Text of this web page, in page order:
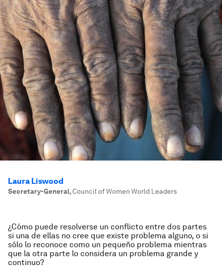
Laura Liswood
Secretary-General,Council of Women World Leaders
¿Cómo puede resolverse un conflicto entre dos partes
si una de ellas no cree que existe problema alguno, o si
sólo lo reconoce como un pequeño problema mientras
que la otra parte lo considera un problema grande y
continuo?